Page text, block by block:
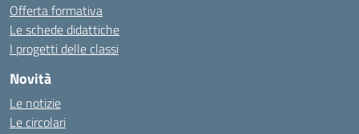
Offerta formativa
Le schede didattiche
I progetti delle classi
Novità
Le notizie
Le circolari